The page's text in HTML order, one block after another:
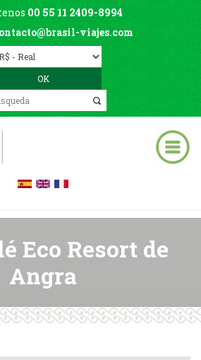
00 55 11 2409-8994
viajes.com
Eco Resort de
Angra